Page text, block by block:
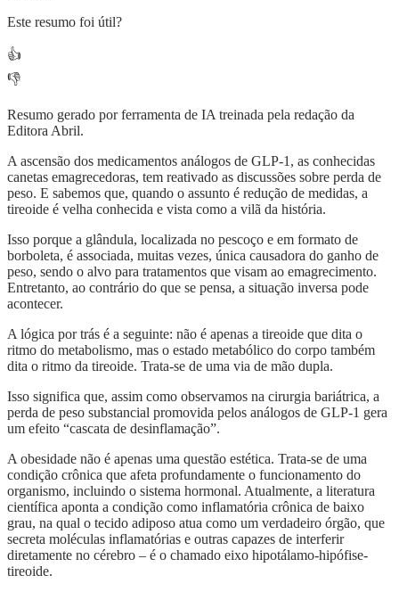
Este resumo foi útil?
👍
👎
Resumo gerado por ferramenta de IA treinada pela redação da
Editora Abril.
A ascensão dos medicamentos análogos de GLP-1, as conhecidas
canetas emagrecedoras, tem reativado as discussões sobre perda de
peso. E sabemos que, quando o assunto é redução de medidas, a
tireoide é velha conhecida e vista como a vilã da história.
Isso porque a glândula, localizada no pescoço e em formato de
borboleta, é associada, muitas vezes, única causadora do ganho de
peso, sendo o alvo para tratamentos que visam ao emagrecimento.
Entretanto, ao contrário do que se pensa, a situação inversa pode
acontecer.
A lógica por trás é a seguinte: não é apenas a tireoide que dita o
ritmo do metabolismo, mas o estado metabólico do corpo também
dita o ritmo da tireoide. Trata-se de uma via de mão dupla.
Isso significa que, assim como observamos na cirurgia bariátrica, a
perda de peso substancial promovida pelos análogos de GLP-1 gera
um efeito “cascata de desinflamação”.
A obesidade não é apenas uma questão estética. Trata-se de uma
condição crônica que afeta profundamente o funcionamento do
organismo, incluindo o sistema hormonal. Atualmente, a literatura
científica aponta a condição como inflamatória crônica de baixo
grau, na qual o tecido adiposo atua como um verdadeiro órgão, que
secreta moléculas inflamatórias e outras capazes de interferir
diretamente no cérebro – é o chamado eixo hipotálamo-hipófise-
tireoide.